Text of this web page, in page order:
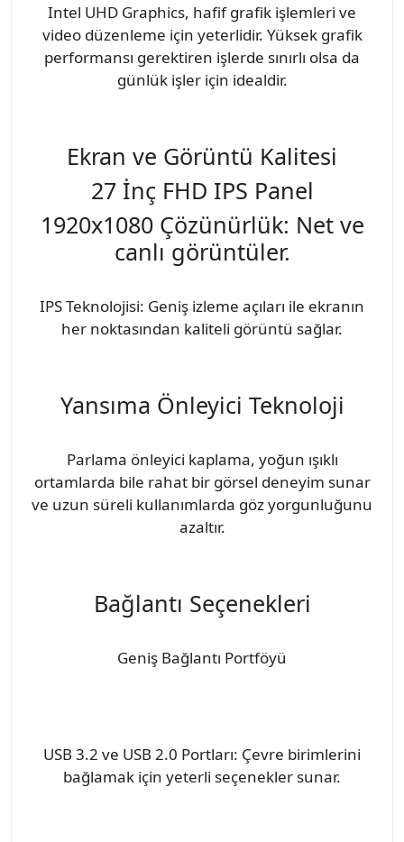
Intel UHD Graphics, hafif grafik işlemleri ve
video düzenleme için yeterlidir. Yüksek grafik
performansı gerektiren işlerde sınırlı olsa da
günlük işler için idealdir.
Ekran ve Görüntü Kalitesi
27 İnç FHD IPS Panel
1920x1080 Çözünürlük: Net ve
canlı görüntüler.
IPS Teknolojisi: Geniş izleme açıları ile ekranın
her noktasından kaliteli görüntü sağlar.
Yansıma Önleyici Teknoloji
Parlama önleyici kaplama, yoğun ışıklı
ortamlarda bile rahat bir görsel deneyim sunar
ve uzun süreli kullanımlarda göz yorgunluğunu
azaltır.
Bağlantı Seçenekleri
Geniş Bağlantı Portföyü
USB 3.2 ve USB 2.0 Portları: Çevre birimlerini
bağlamak için yeterli seçenekler sunar.